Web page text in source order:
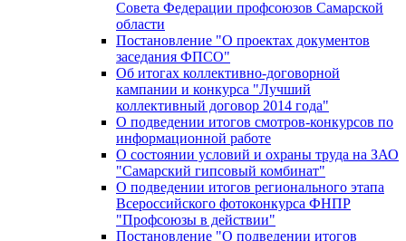
Совета Федерации профсоюзов Самарской
области
Постановление "О проектах документов
заседания ФПСО"
Об итогах коллективно-договорной
кампании и конкурса "Лучший
коллективный договор 2014 года"
О подведении итогов смотров-конкурсов по
информационной работе
О состоянии условий и охраны труда на ЗАО
"Самарский гипсовый комбинат"
О подведении итогов регионального этапа
Всероссийского фотоконкурса ФНПР
"Профсоюзы в действии"
Постановление "О подведении итогов